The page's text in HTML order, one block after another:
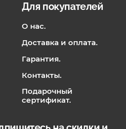
Для покупателей
О нас.
Доставка и оплата.
Гарантия.
Контакты.
Подарочный
сертификат.